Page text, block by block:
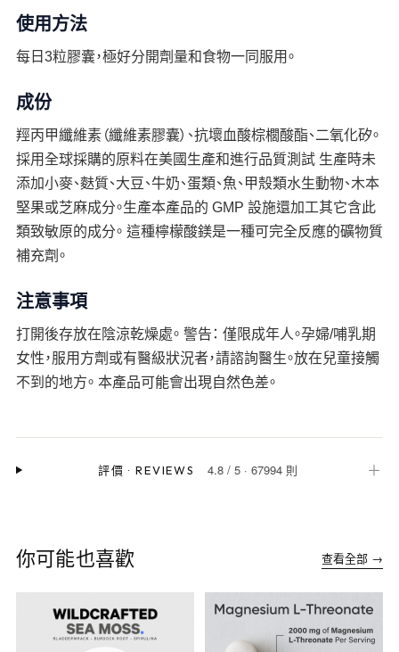
使用方法
每日3粒膠囊，極好分開劑量和食物一同服用。
成份
羥丙甲纖維素（纖維素膠囊）、抗壞血酸棕櫚酸酯、二氧化矽。
採用全球採購的原料在美國生產和進行品質測試 生產時未
添加小麥、麩質、大豆、牛奶、蛋類、魚、甲殼類水生動物、木本
堅果或芝麻成分。生產本產品的 GMP 設施還加工其它含此
類致敏原的成分。 這種檸檬酸鎂是一種可完全反應的礦物質
補充劑。
注意事項
打開後存放在陰涼乾燥處。 警告： 僅限成年人。孕婦/哺乳期
女性，服用方劑或有醫級狀況者，請諮詢醫生。放在兒童接觸
不到的地方。 本產品可能會出現自然色差。
評價 ·REVIEWS 4.8/ 5· 67994 則 ＋
你可能也喜歡 查看全部 →